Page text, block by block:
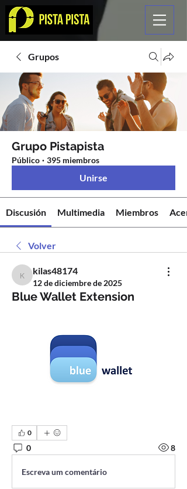
Grupos
Grupo Pistapista
Público · 395 miembros
Unirse
Discusión Multimedia Miembros
Volver
kilas48174
kilas48174
12 de diciembre de 2025
Blue Wallet Extension
0
0 8
Escreva um comentário